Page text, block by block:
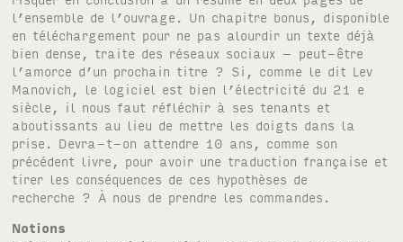
l’ensemble de l’ouvrage. Un chapitre bonus, disponible
en téléchargement pour ne pas alourdir un texte déjà
bien dense, traite des réseaux sociaux – peut-être
l’amorce d’un prochain titre ? Si, comme le dit Lev
Manovich, le logiciel est bien l’électricité du 21 e
siècle, il nous faut réfléchir à ses tenants et
aboutissants au lieu de mettre les doigts dans la
prise. Devra-t-on attendre 10 ans, comme son
précédent livre, pour avoir une traduction française et
tirer les conséquences de ces hypothèses de
recherche ? À nous de prendre les commandes.
Notions